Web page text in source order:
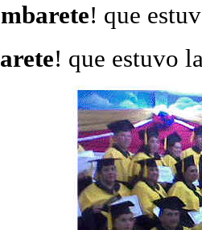
mbarete! que
! que estuvo